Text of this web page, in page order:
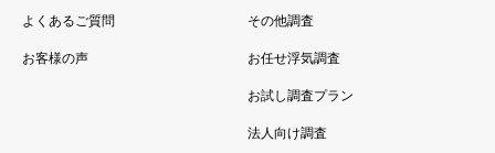
よくあるご質問
お客様の声
その他調査
お任せ浮気調査
お試し調査プラン
法人向け調査